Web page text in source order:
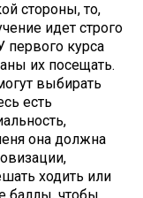
стороны, то,
идет строго
первого курса
их посещать.
выбирать
есть
она должна
ходить или